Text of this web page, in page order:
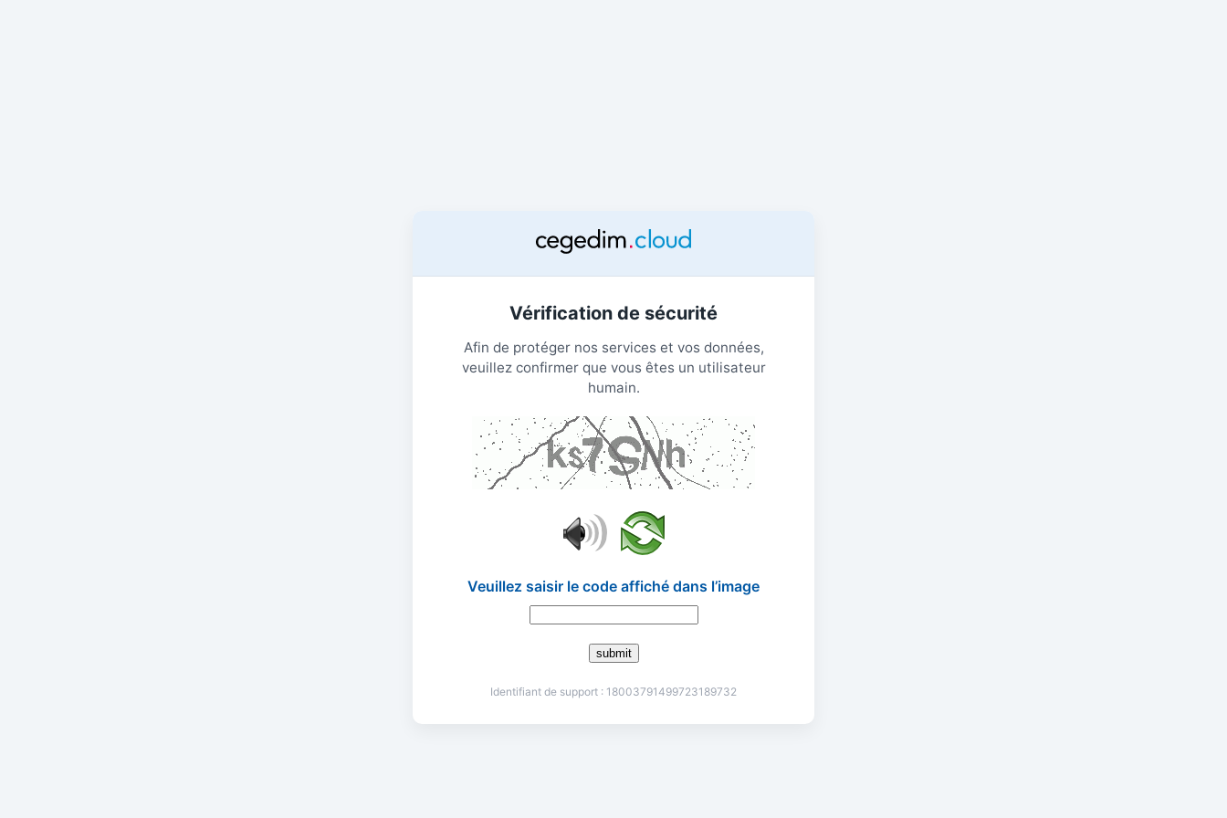
Vérification de sécurité
Afin de protéger nos services et vos données,
veuillez confirmer que vous êtes un utilisateur
humain.
Veuillez saisir le code affiché dans l’image
submit
Identifiant de support : 18003791499723189732